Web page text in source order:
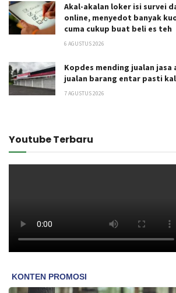
Akal-akalan loker isi survei
online, menyedot banyak
cuma cukup buat beli es teh
6 AGUSTUS 2026
Kopdes mending jualan jasa
jualan barang entar pasti
7 AGUSTUS 2026
Youtube Terbaru